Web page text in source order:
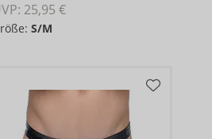
25,95 €
S/M